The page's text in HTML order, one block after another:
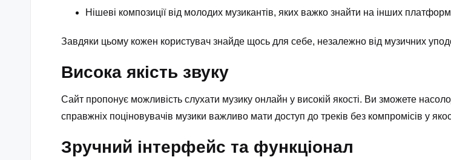
Нішеві композиції від молодих музикантів, яких важко знайти на інших
Завдяки цьому кожен користувач знайде щось для себе, незалежно від музичних
Висока якість звуку
Сайт пропонує можливість слухати музику онлайн у високій якості. Ви зможете
справжніх поціновувачів музики важливо мати доступ до треків без компромісів у
Зручний інтерфейс та функціонал